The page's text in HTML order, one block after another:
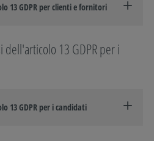
13 GDPR per clienti e fornitori
dell'articolo 13 GDPR per i
13 GDPR per i candidati